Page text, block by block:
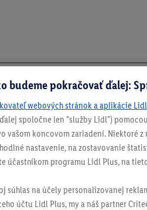
budeme pokračovať ďalej:
webových stránok a aplikácie Lidl
spoločne len "služby Lidl")
vašom koncovom zariadení. Niektoré
nastavenie, na zostavovanie
účastníkom programu Lidl Plus, na
súhlas na účely personalizovanej
účtu Lidl Plus, my a náš partner